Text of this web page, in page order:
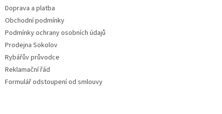
Doprava a platba
Obchodní podmínky
Podmínky ochrany osobních údajů
Prodejna Sokolov
Rybářův průvodce
Reklamační řád
Formulář odstoupení od smlouvy